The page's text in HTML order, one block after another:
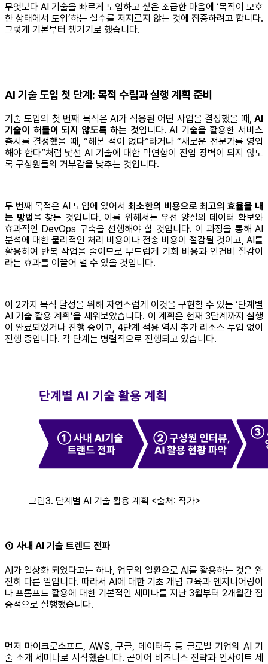
무엇보다 AI 기술을 빠르게 도입하고 싶은 조급한 마음에 ‘목적이 모호
한 상태에서 도입’하는 실수를 저지르지 않는 것에 집중하려고 합니다.
그렇게 기본부터 챙기기로 했습니다.
AI 기술 도입 첫 단계: 목적 수립과 실행 계획 준비
기술 도입의 첫 번째 목적은 AI가 적용된 어떤 사업을 결정했을 때, AI
기술이 허들이 되지 않도록 하는 것입니다. AI 기술을 활용한 서비스
출시를 결정했을 때, “해본 적이 없다”라거나 “새로운 전문가를 영입
해야 한다”처럼 낯선 AI 기술에 대한 막연함이 진입 장벽이 되지 않도
록 구성원들의 거부감을 낮추는 것입니다.
두 번째 목적은 AI 도입에 있어서 최소한의 비용으로 최고의 효율을 내
는 방법을 찾는 것입니다. 이를 위해서는 우선 양질의 데이터 확보와
효과적인 DevOps 구축을 선행해야 할 것입니다. 이 과정을 통해 AI
분석에 대한 물리적인 처리 비용이나 전송 비용이 절감될 것이고, AI를
활용하여 반복 작업을 줄이므로 부드럽게 기회 비용과 인건비 절감이
라는 효과를 이끌어 낼 수 있을 것입니다.
이 2가지 목적 달성을 위해 자연스럽게 이것을 구현할 수 있는 ‘단계별
AI 기술 활용 계획’을 세워보았습니다. 이 계획은 현재 3단계까지 실행
이 완료되었거나 진행 중이고, 4단계 적용 역시 추가 리소스 투입 없이
진행 중입니다. 각 단계는 병렬적으로 진행되고 있습니다.
그림3. 단계별 AI 기술 활용 계획 <출처: 작가>
① 사내 AI 기술 트렌드 전파
AI가 일상화 되었다고는 하나, 업무의 일환으로 AI를 활용하는 것은 완
전히 다른 일입니다. 따라서 AI에 대한 기초 개념 교육과 엔지니어링이
나 프롬프트 활용에 대한 기본적인 세미나를 지난 3월부터 2개월간 집
중적으로 실행했습니다.
먼저 마이크로소프트, AWS, 구글, 데이터독 등 글로벌 기업의 AI 기
술 소개 세미나로 시작했습니다. 곧이어 비즈니스 전략과 인사이트 세